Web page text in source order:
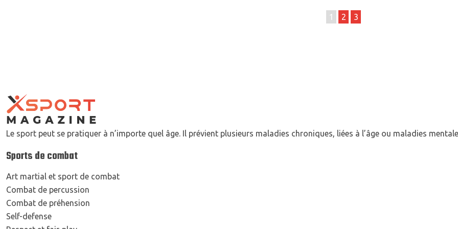
1 2 3
Le sport peut se pratiquer à n’importe quel âge. Il prévient plusieurs maladies chroniques, liées à l’âge ou maladies
Sports de combat
Art martial et sport de combat
Combat de percussion
Combat de préhension
Self-defense